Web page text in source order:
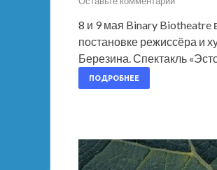
8 и 9 мая Binary Biotheatre
постановке режиссёра и
Березина. Спектакль
ПОДРОБНЕЕ